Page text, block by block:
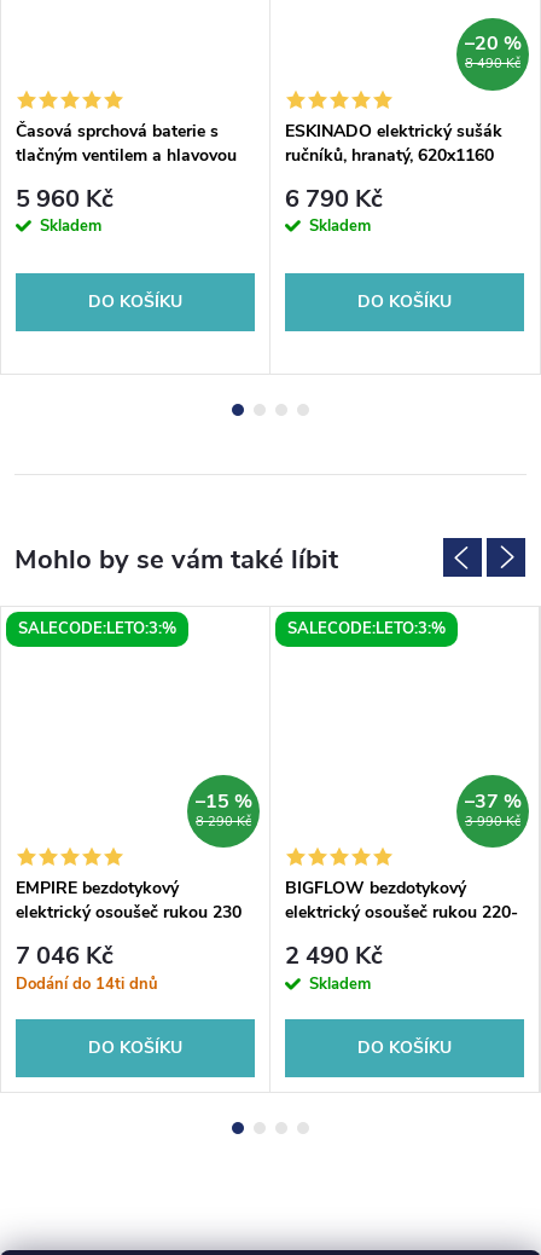
Časová sprchová baterie s
tlačným ventilem a hlavovou
5 960 Kč
Skladem
DO KOŠÍKU
8 490 Kč
–20 %
ESKINADO elektrický sušák
ručníků, hranatý, 620x1160
6 790 Kč
Skladem
DO KOŠÍKU
SALECODE:LETO:3:%
8 290 Kč
–15 %
EMPIRE bezdotykový
elektrický osoušeč rukou 230
nerez mat
7 046 Kč
Dodání do 14ti dnů
DO KOŠÍKU
SALECODE:LETO:3:%
3 990 Kč
–37 %
BIGFLOW bezdotykový
elektrický osoušeč rukou 220-
253x325x152mm, ABS/bílá
2 490 Kč
Skladem
DO KOŠÍKU